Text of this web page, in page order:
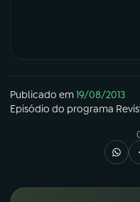
Publicado em19/08/2013
Episódio do programa